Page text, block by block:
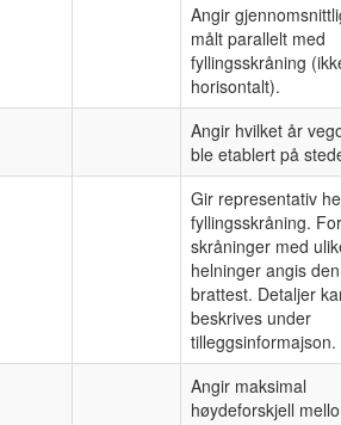
Angir
målt parallelt med
fyllingsskråning
horisontalt).
Angir hvilket år
ble etablert på
Gir representativ
fyllingsskråning. For
skråninger med
helninger angis
brattest. Detaljer
beskrives under
tilleggsinformajson.
Angir maksimal
høydeforskjell